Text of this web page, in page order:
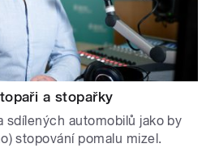
a stopařky
sdílených automobilů jako by
stopování pomalu mizel.